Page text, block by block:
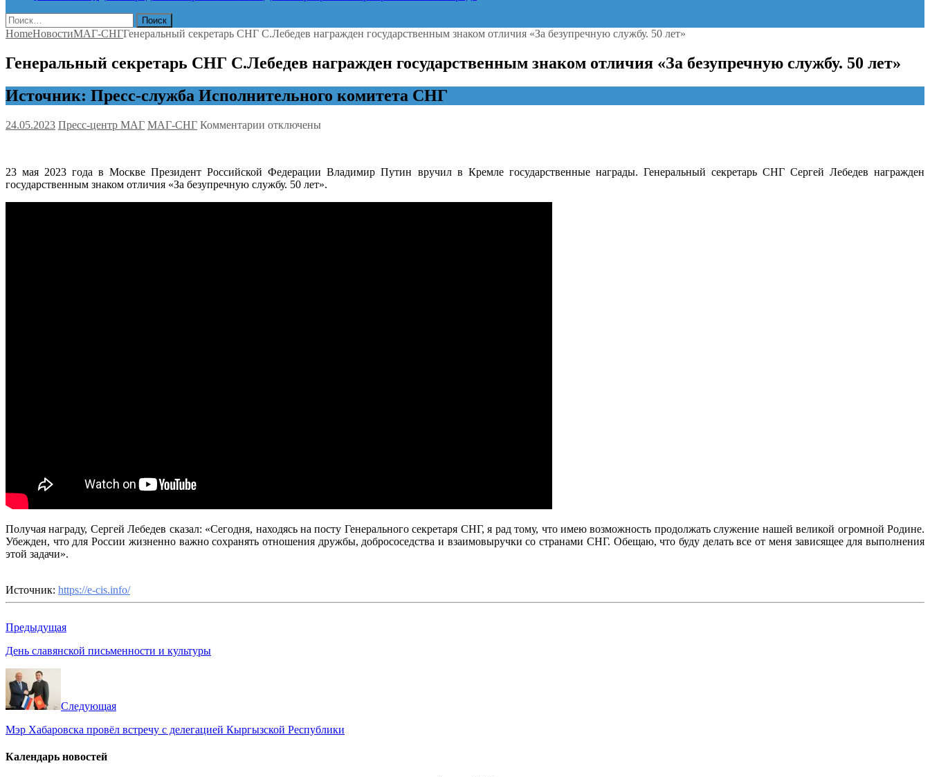
Найти:
HomeНовостиМАГ-СНГГенеральный секретарь СНГ С.Лебедев награжден государственным знаком отличия «За безупречную службу. 50 лет»
Генеральный секретарь СНГ С.Лебедев награжден государственным знаком отличия «За безупречную службу. 50 лет»
Источник: Пресс-служба Исполнительного комитета СНГ
24.05.2023 Пресс-центр МАГ МАГ-СНГ Комментарии к
СНГ
С.Лебедев
отключены
23 мая 2023 года в Москве Президент Российской Федерации Владимир Путин вручил в Кремле государственные награды. Генеральный секретарь СНГ Сергей Лебедев награжден
государственным знаком отличия «За безупречную службу. 50 лет».
Получая награду, Сергей Лебедев сказал: «Сегодня, находясь на посту Генерального секретаря СНГ, я рад тому, что имею возможность продолжать служение нашей великой огромной Родине.
Убежден, что для России жизненно важно сохранять отношения дружбы, добрососедства и взаимовыручки со странами СНГ. Обещаю, что буду делать все от меня зависящее для выполнения
этой задачи».
Источник: https://e-cis.info/
Предыдущая
День славянской письменности и культуры
Следующая
Мэр Хабаровска провёл встречу с делегацией Кыргызской Республики
Календарь новостей